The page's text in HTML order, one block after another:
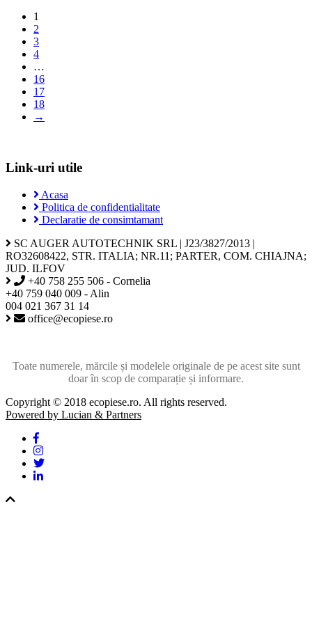
1
2
3
4
…
16
17
18
→
Link-uri utile
Acasa
Politica de confidentialitate
Declaratie de consimtamant
SC AUGER AUTOTECHNIK SRL | J23/3827/2013 |
RO32608422, STR. ITALIA; NR.11; PARTER, COM. CHIAJNA;
JUD. ILFOV
+40 758 255 506 - Cornelia
+40 759 040 009 - Alin
004 021 367 31 14
office@ecopiese.ro
Toate numerele, mărcile și modelele originale de pe acest site sunt
doar în scop de comparație și informare.
Copyright © 2018 ecopiese.ro. All rights reserved.
Powered by Lucian & Partners